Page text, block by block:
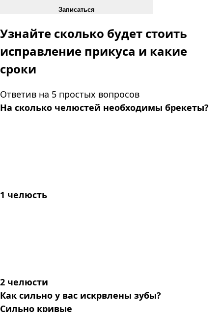
Записаться
Узнайте сколько будет стоить
исправление прикуса и какие
сроки
Ответив на 5 простых вопросов
На сколько челюстей необходимы брекеты?
1 челюсть
2 челюсти
Как сильно у вас искрвлены зубы?
Сильно кривые